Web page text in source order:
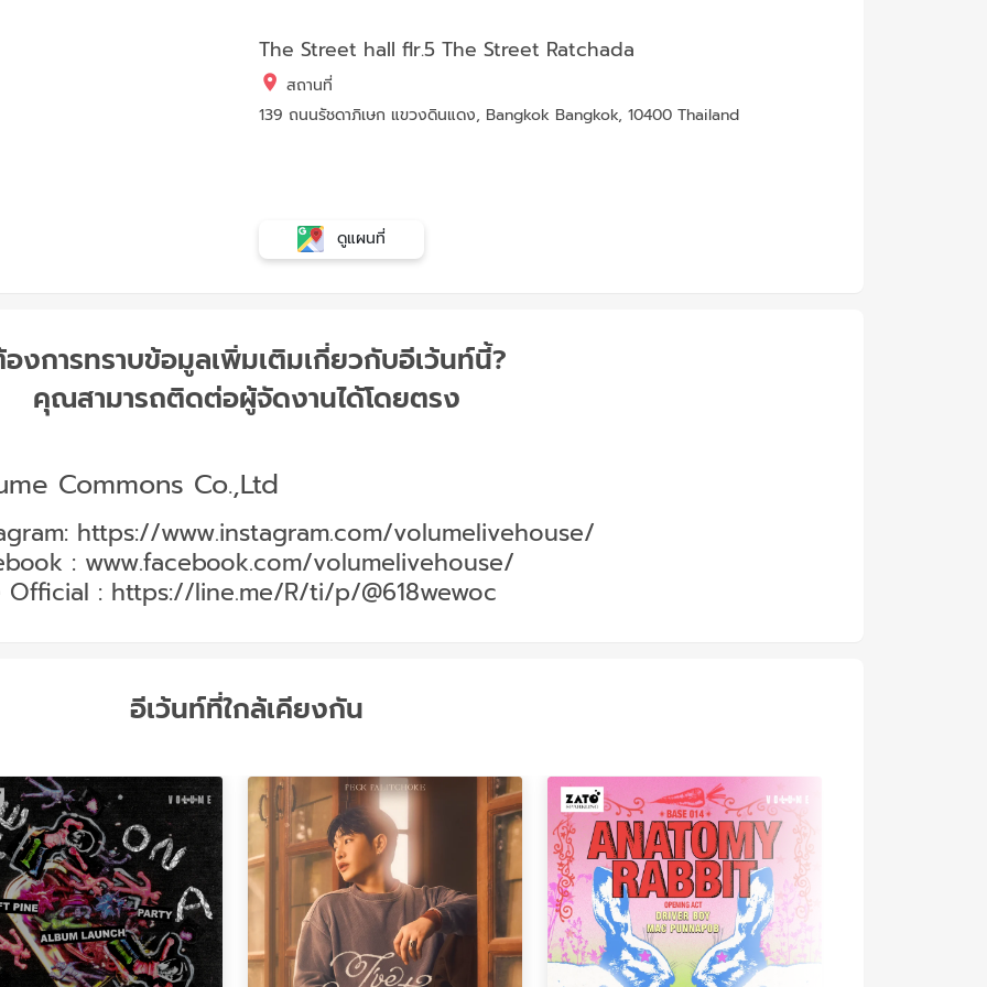
The Street hall flr.5 The Street Ratchada
สถานที่
139 ถนนรัชดาภิเษก แขวงดินแดง, Bangkok Bangkok, 10400 Thailand
ดูแผนที่
งการทราบข้อมูลเพิ่มเติมเกี่ยวกับอีเว้นท์นี้?
คุณสามารถติดต่อผู้จัดงานได้โดยตรง
Commons Co.,Ltd
https://www.instagram.com/volumelivehouse/
: www.facebook.com/volumelivehouse/
Official : https://line.me/R/ti/p/@618wewoc
อีเว้นท์ที่ใกล้เคียงกัน